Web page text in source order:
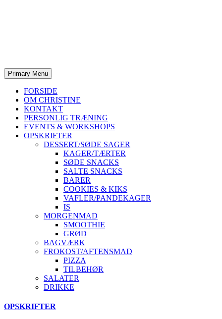
Primary Menu
FORSIDE
OM CHRISTINE
KONTAKT
PERSONLIG TRÆNING
EVENTS & WORKSHOPS
OPSKRIFTER
DESSERT/SØDE SAGER
KAGER/TÆRTER
SØDE SNACKS
SALTE SNACKS
BARER
COOKIES & KIKS
VAFLER/PANDEKAGER
IS
MORGENMAD
SMOOTHIE
GRØD
BAGVÆRK
FROKOST/AFTENSMAD
PIZZA
TILBEHØR
SALATER
DRIKKE
Skip
OPSKRIFTER